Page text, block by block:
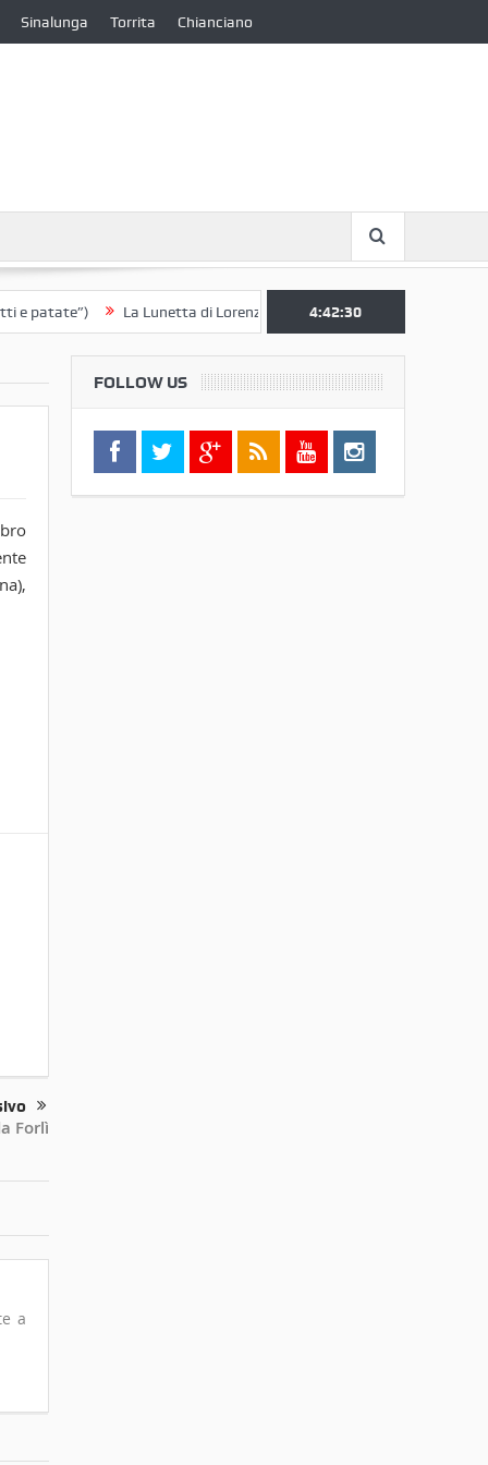
Sinalunga Torrita Chianciano
La Lunetta di Lorenzo Berrettini lascia il Convento di S.
4:42:31
Forlì
a
FOLLOW US